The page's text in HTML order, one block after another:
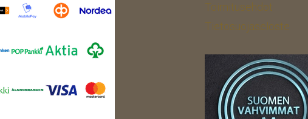
Toimitusehdot
Tietosuojaseloste